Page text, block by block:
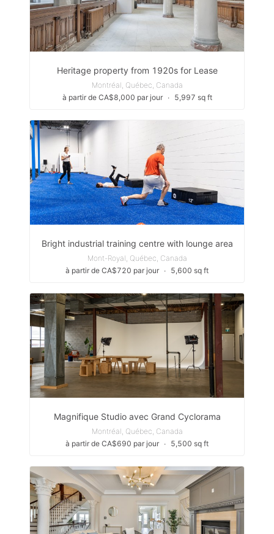
Heritage property from 1920s for Lease
Montréal, Québec, Canada
à partir de CA$8,000 par jour
∙ 5,997 sq ft
Bright industrial training centre with lounge area
Mont-Royal, Québec, Canada
à partir de CA$720 par jour ∙ 5,600 sq ft
Magnifique Studio avec Grand Cyclorama
Montréal, Québec, Canada
à partir de CA$690 par jour ∙ 5,500 sq ft